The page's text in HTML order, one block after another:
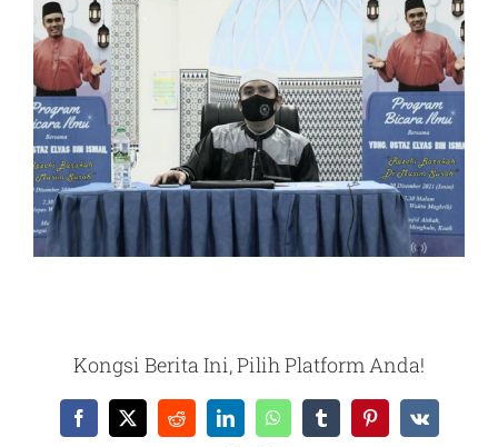
Kongsi Berita Ini, Pilih Platform Anda!
Facebook
X RedditLinkedInWhatsAppTumblrPinterest
Vk